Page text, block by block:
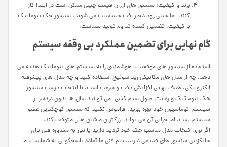
برند و کیفیت: سنسور های ارزان قیمت چینی ممکن است در ابتدا کار
کنند، اما خیلی زود دچار افت حساسیت می شوند. سنسور جک پنوماتیک
با کیفیت، تضمین کننده تداوم تولید شماست.
گام نهایی برای تضمین عملکرد بی‌ وقفه سیستم
استفاده از سنسور های موقعیت، هوشمندی را به سیستم های پنوماتیک هدیه می
دهد. چه از مدل های مکانیکی رید سوئیچ استفاده کنید و چه مدل های پیشرفته
الکترونیکی، هدف نهایی افزایش دقت و سرعت است. با انتخاب درست سنسور
جک پنوماتیک و رعایت اصول سیم کشی، می توانید سال ها بدون دردسر از
سیستم اتوماسیون خود بهره ببرید. فراموش نکنید که سنسور کوچکترین عضو
سیستم است، اما خرابی آن می تواند بزرگترین ماشین ها را متوقف کند.
اگر برای انتخاب مدل مناسب جک خود تردید دارید یا نیاز به مشاوره فنی برای
جایگزینی سنسور های قدیمی دارید، تیم فنی ما آماده پاسخگویی به شماست. ما